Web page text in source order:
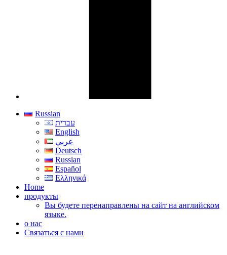
Russian
עברית
English
عربي
Deutsch
Russian
Español
Ελληνικά
Home
продукты
Вы будете перенаправлены на сайт на английском
языке.
о нас
Связаться с нами